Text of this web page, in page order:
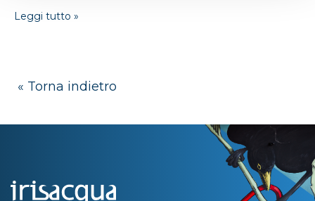
Leggi tutto »
« Torna indietro